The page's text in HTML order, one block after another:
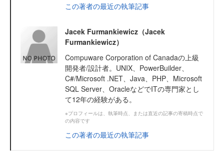
この著者の最近の執筆記事
Jacek Furmankiewicz（Jacek
Furmankiewicz）
Compuware Corporation of Canadaの上級
開発者/設計者。UNIX、PowerBuilder、
C#/Microsoft .NET、Java、PHP、Microsoft
SQL Server、OracleなどでITの専門家とし
て12年の経験がある。
※プロフィールは、執筆時点、または直近の記事の寄稿時点で
の内容です
この著者の最近の執筆記事